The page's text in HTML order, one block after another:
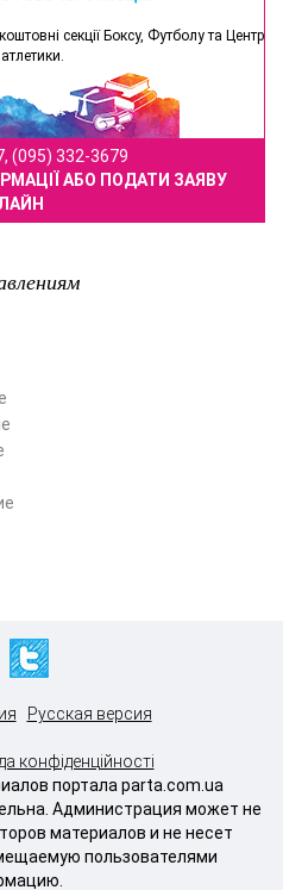
секції Боксу, Футболу та Центр
(095) 332-3679
АБО ПОДАТИ ЗАЯВУ
Русская версия
конфіденційності
портала parta.com.ua
Администрация может не
материалов и не несет
пользователями